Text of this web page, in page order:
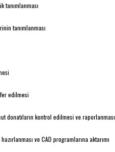
tanımlanması
tanımlanması
edilmesi
donatıların kontrol edilmesi ve raporlanması
ve CAD programlarına aktarımı